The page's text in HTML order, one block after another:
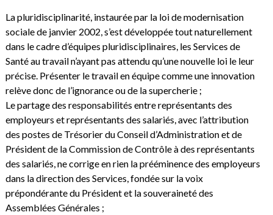
La pluridisciplinarité, instaurée par la loi de modernisation
sociale de janvier 2002, s’est développée tout naturellement
dans le cadre d’équipes pluridisciplinaires, les Services de
Santé au travail n’ayant pas attendu qu’une nouvelle loi le leur
précise. Présenter le travail en équipe comme une innovation
relève donc de l’ignorance ou de la supercherie ;
Le partage des responsabilités entre représentants des
employeurs et représentants des salariés, avec l’attribution
des postes de Trésorier du Conseil d’Administration et de
Président de la Commission de Contrôle à des représentants
des salariés, ne corrige en rien la prééminence des employeurs
dans la direction des Services, fondée sur la voix
prépondérante du Président et la souveraineté des
Assemblées Générales ;